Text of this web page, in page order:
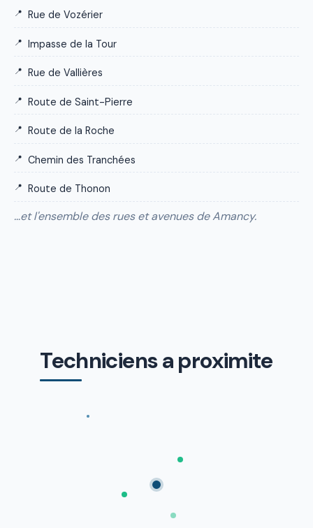
Rue de Vozérier
Impasse de la Tour
Rue de Vallières
Route de Saint-Pierre
Route de la Roche
Chemin des Tranchées
Route de Thonon
…et l'ensemble des rues et avenues de Amancy.
Techniciens a proximite